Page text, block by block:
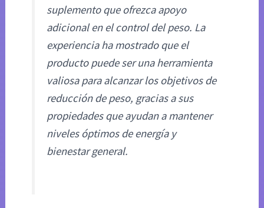
suplemento que ofrezca apoyo
adicional en el control del peso. La
experiencia ha mostrado que el
producto puede ser una herramienta
valiosa para alcanzar los objetivos de
reducción de peso, gracias a sus
propiedades que ayudan a mantener
niveles óptimos de energía y
bienestar general.